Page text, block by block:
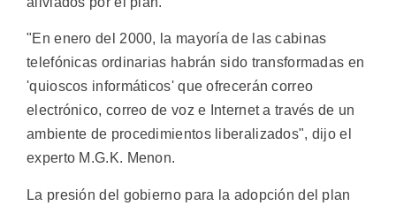
"En enero del 2000, la mayoría de las cabinas
telefónicas ordinarias habrán sido transformadas en
'quioscos informáticos' que ofrecerán correo
electrónico, correo de voz e Internet a través de un
ambiente de procedimientos liberalizados", dijo el
experto M.G.K. Menon.
La presión del gobierno para la adopción del plan